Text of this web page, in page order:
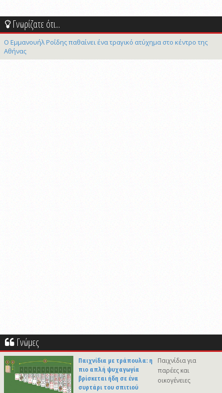
Γνωρίζατε ότι...
Ο Εμμανουήλ Ροΐδης παθαίνει ένα τραγικό ατύχημα στο κέντρο της
Αθήνας
Γνώμες
Παιχνίδια με τράπουλα: η
πιο απλή ψυχαγωγία
βρίσκεται ήδη σε ένα
συρτάρι του σπιτιού
Παιχνίδια για
παρέες και
οικογένειες